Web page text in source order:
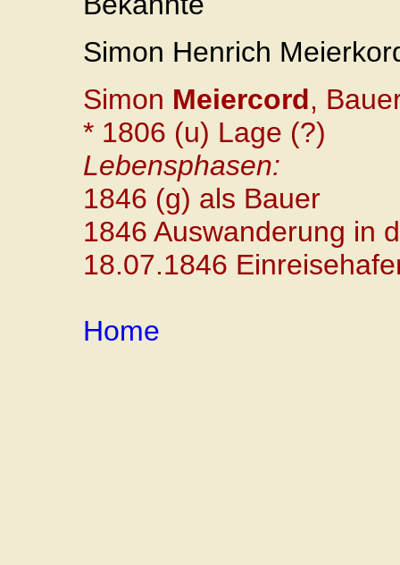
Simon Henrich
Simon Meiercord,
* 1806 (u) Lage (?)
Lebensphasen:
1846 (g) als Bauer
1846 Auswanderung in
18.07.1846
Home